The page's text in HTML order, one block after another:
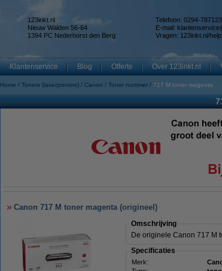
123inkt.nl
Nieuw Walden 56-64
1394 PC Nederhorst den Berg
Telefoon: 0294-787123
E-mail:
Vragen: 123inkt.nl/help
Klantenservice Blog Offerte Over 123inkt.nl
Home Toners (laserprinters) Canon Toner nummer 717 M toner magenta
Canon 717 M toner magenta (origineel)
Omschrijving
De originele Canon 717 M
Specificaties
Merk: